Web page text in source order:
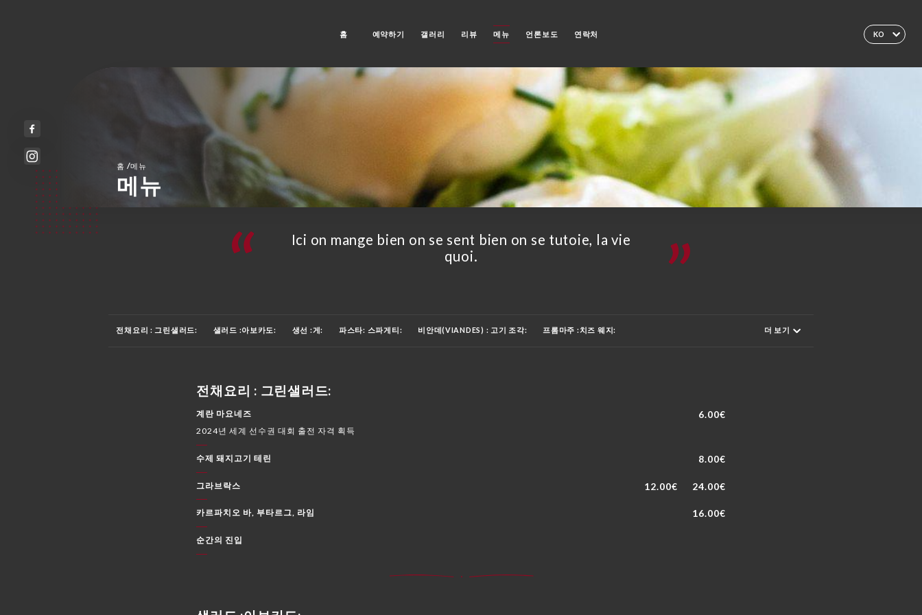
KO
홈 예약하기 갤러리 리뷰 메뉴 언론보도 연락처
홈 /메뉴
메뉴
Ici on mange bien on se sent bien on se tutoie, la vie
quoi.
전채요리 : 그린샐러드: 샐러드 :아보카도: 생선 :게: 파스타: 스파게티: 비안데(VIANDES) : 고기 조각: 프롬마주 :치즈 웨지: 더 보기
전채요리 : 그린샐러드:
계란 마요네즈 6.00€
2024년 세계 선수권 대회 출전 자격 획득
수제 돼지고기 테린 8.00€
그라브락스 12.00€ 24.00€
카르파치오 바, 부타르그, 라임 16.00€
순간의 진입